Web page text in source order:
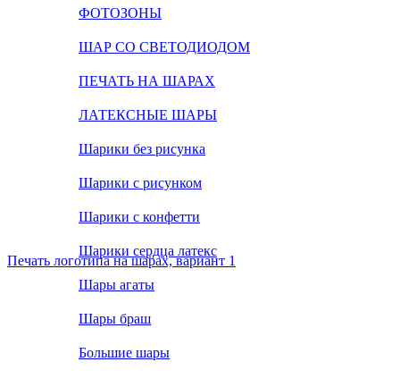
ФОТОЗОНЫ
ШАР СО СВЕТОДИОДОМ
ПЕЧАТЬ НА ШАРАХ
ЛАТЕКСНЫЕ ШАРЫ
Шарики без рисунка
Шарики с рисунком
Шарики с конфетти
Шарики сердца латекс
Шары агаты
Шары браш
Большие шары
Печать логотипа на шарах, вариант 1